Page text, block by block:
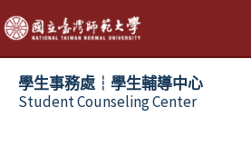
跳
至
主
學生事務處┆學生輔導中心
Student Counseling Center